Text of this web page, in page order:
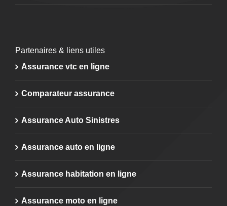
Partenaires & liens utiles
Assurance vtc en ligne
Comparateur assurance
Assurance Auto Sinistres
Assurance auto en ligne
Assurance habitation en ligne
Assurance moto en ligne